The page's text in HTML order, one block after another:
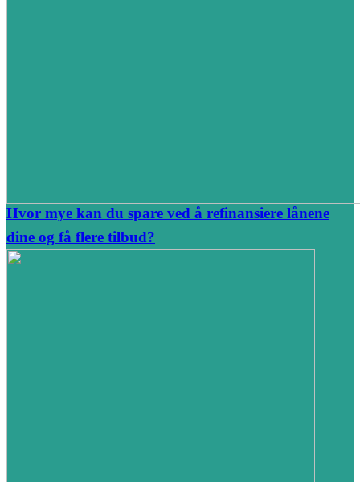
Hvor mye kan du spare ved å refinansiere lånene
dine og få flere tilbud?